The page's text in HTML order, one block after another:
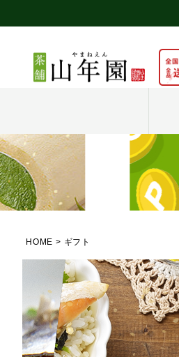
HOME ギフト